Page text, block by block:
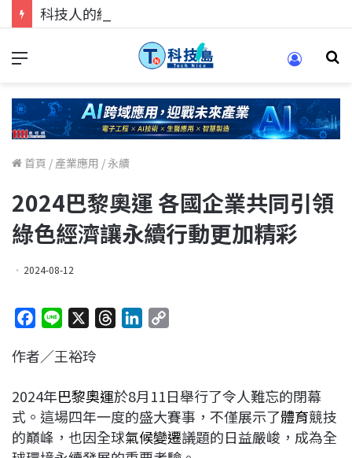
首頁 / 產業應用 /永續
2024巴黎奧運 各國企業共同引領
綠色經濟讓永續行動更加精彩
2024-08-12
c
b
o
o
n
a
d
s
e
d
I
L
i
n
作者／王裕玲
2024年巴黎奧運於8月11日舉行了令人難忘的閉幕
式。這場四年一度的盛大賽事，不僅展示了體育競技
的巔峰，也因全球氣候變遷議題的日益嚴峻，成為全